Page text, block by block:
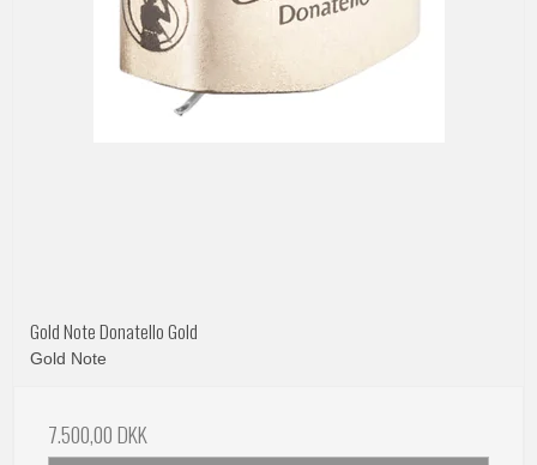
Gold Note Donatello Gold
Gold Note
7.500,00 DKK